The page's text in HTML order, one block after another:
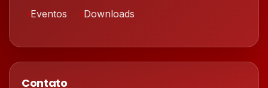
Eventos Downloads
Contato